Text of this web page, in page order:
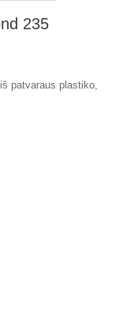
235
patvaraus plastiko,